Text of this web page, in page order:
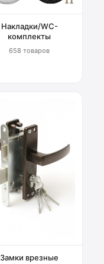
Накладки/WC-
комплекты
658 товаров
Замки врезные